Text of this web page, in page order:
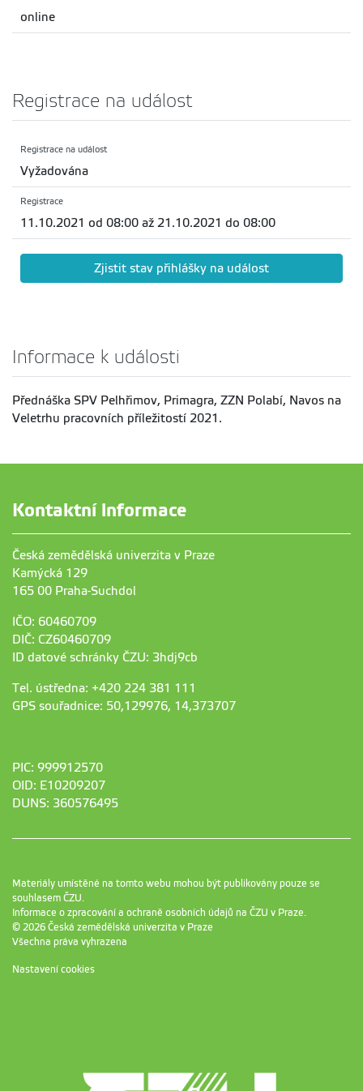
online
Registrace na událost
Registrace na událost
Vyžadována
Registrace
11.10.2021 od 08:00 až 21.10.2021 do 08:00
Zjistit stav přihlášky na událost
Informace k události
Přednáška SPV Pelhřimov, Primagra, ZZN Polabí, Navos na
Veletrhu pracovních příležitostí 2021.
Kontaktní informace
Česká zemědělská univerzita v Praze
Kamýcká 129
165 00 Praha-Suchdol
IČO: 60460709
DIČ: CZ60460709
ID datové schránky ČZU: 3hdj9cb
Tel. ústředna: +420 224 381 111
GPS souřadnice: 50,129976, 14,373707
PIC: 999912570
OID: E10209207
DUNS: 360576495
Materiály umístěné na tomto webu mohou být publikovány pouze se
souhlasem ČZU.
Informace o zpracování a ochraně osobních údajů na ČZU v Praze.
© 2026 Česká zemědělská univerzita v Praze
Všechna práva vyhrazena
Nastavení cookies